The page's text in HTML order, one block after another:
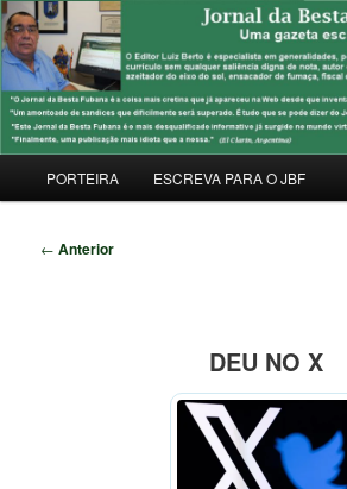
Pular
para
o
conteúdo
principalJORNAL DA BESTA FUBANA
Uma Gazeta Escrota
principal
PORTEIRA ESCREVA PARA O JBF
Navegação
← Anterior
DEU NO X